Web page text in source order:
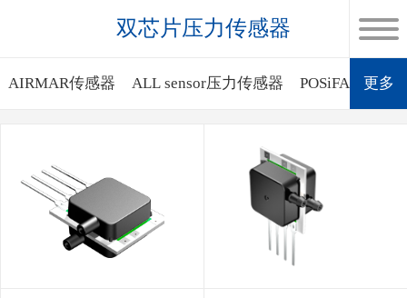
双芯片压力传感器
AIRMAR传感器 ALL sensor压力传感器 POSiFA质量流
更多